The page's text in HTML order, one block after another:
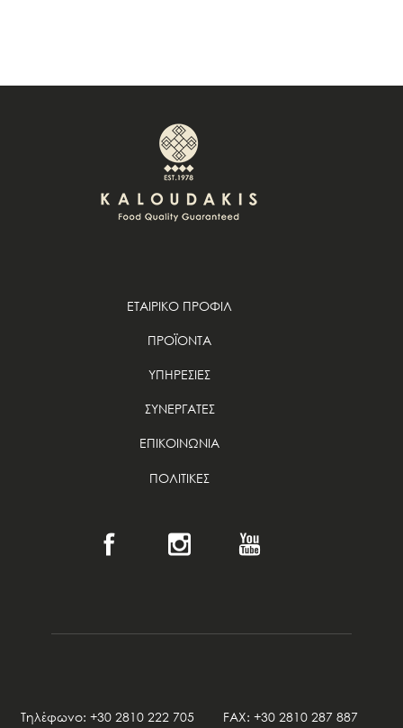
ΕΤΑΙΡΙΚΟ ΠΡΟΦΙΛ
ΠΡΟΪΟΝΤΑ
ΥΠΗΡΕΣΙΕΣ
ΣΥΝΕΡΓΑΤΕΣ
ΕΠΙΚΟΙΝΩΝΙΑ
ΠΟΛΙΤΙΚΕΣ
Τηλέφωνο: +30 2810 222 705 FAX: +30 2810 287 887